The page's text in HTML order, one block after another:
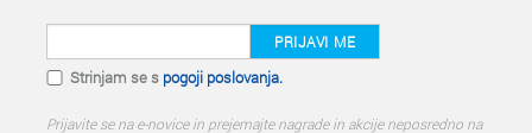
PRIJAVI ME
Strinjam se s pogoji poslovanja.
Prijavite se na e-novice in prejemajte nagrade in akcije neposredno na